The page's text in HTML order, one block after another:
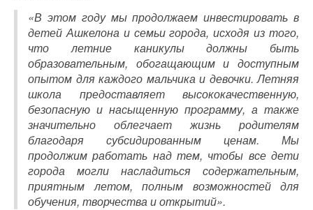
«В этом году мы продолжаем инвестировать в
детей Ашкелона и семьи города, исходя из того,
что летние каникулы должны быть
образовательным, обогащающим и доступным
опытом для каждого мальчика и девочки. Летняя
школа предоставляет высококачественную,
безопасную и насыщенную программу, а также
значительно облегчает жизнь родителям
благодаря субсидированным ценам. Мы
продолжим работать над тем, чтобы все дети
города могли насладиться содержательным,
приятным летом, полным возможностей для
обучения, творчества и открытий».